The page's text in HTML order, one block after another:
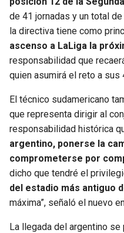
de 41 jornadas y un total
la directiva tiene como
ascenso a LaLiga la
responsabilidad que
quien asumirá el reto a sus
El técnico sudamericano
que representa dirigir al
responsabilidad histórica
argentino, ponerse la
comprometerse por
dicho que tendré el
del estadio más antiguo
máxima”, señaló el nuevo
La llegada del argentino